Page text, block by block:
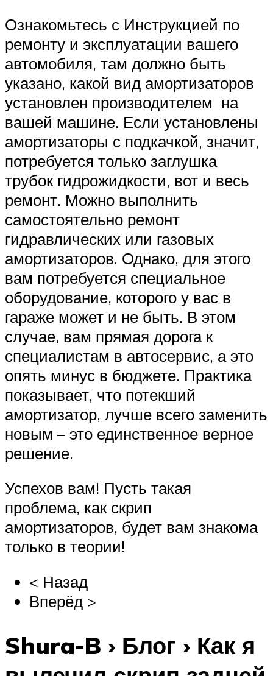
Ознакомьтесь с Инструкцией по
ремонту и эксплуатации вашего
автомобиля, там должно быть
указано, какой вид амортизаторов
установлен производителем на
вашей машине. Если установлены
амортизаторы с подкачкой, значит,
потребуется только заглушка
трубок гидрожидкости, вот и весь
ремонт. Можно выполнить
самостоятельно ремонт
гидравлических или газовых
амортизаторов. Однако, для этого
вам потребуется специальное
оборудование, которого у вас в
гараже может и не быть. В этом
случае, вам прямая дорога к
специалистам в автосервис, а это
опять минус в бюджете. Практика
показывает, что потекший
амортизатор, лучше всего заменить
новым – это единственное верное
решение.
Успехов вам! Пусть такая
проблема, как скрип
амортизаторов, будет вам знакома
только в теории!
< Назад
Вперёд >
Shura-B › Блог › Как я